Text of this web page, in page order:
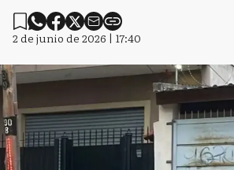
2 de junio de 2026 | 17:40